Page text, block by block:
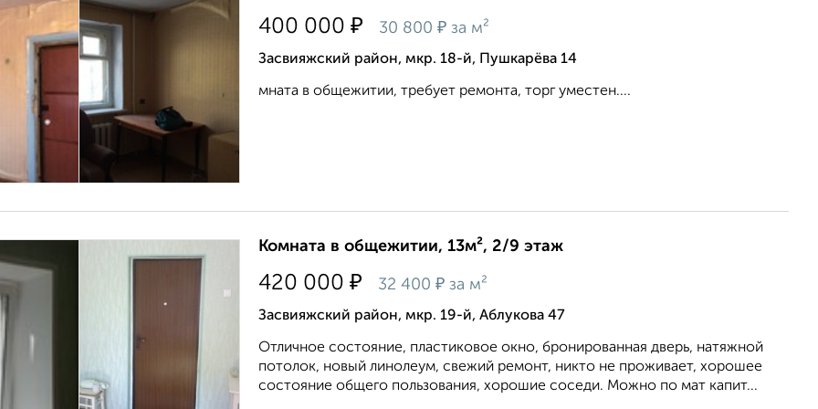
400 000 ₽ 30 800 ₽ за м²
Засвияжский район, мкр. 18-й, Пушкарёва 14
мната в общежитии, требует ремонта, торг уместен....
Комната в общежитии, 13м², 2/9 этаж
420 000 ₽ 32 400 ₽ за м²
Засвияжский район, мкр. 19-й, Аблукова 47
Отличное состояние, пластиковое окно, бронированная дверь, натяжной
потолок, новый линолеум, свежий ремонт, никто не проживает, хорошее
состояние общего пользования, хорошие соседи. Можно по мат капит...